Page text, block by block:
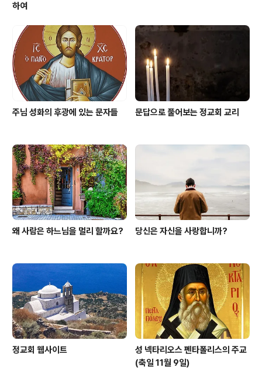
하여
주님 성화의 후광에 있는 문자들 문답으로 풀어보는 정교회 교리
왜 사람은 하느님을 멀리 할까요? 당신은 자신을 사랑합니까?
정교회 웹사이트
성 넥타리오스 펜타폴리스의 주교
(축일 11월 9일)